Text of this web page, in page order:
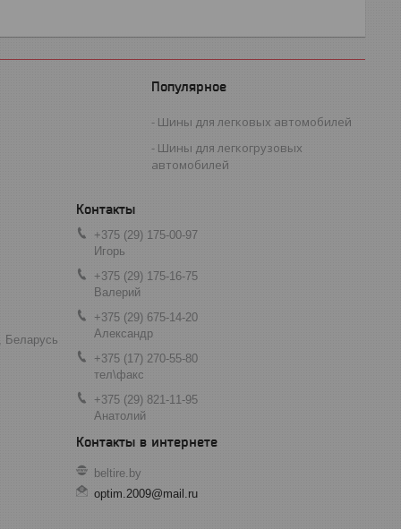
Популярное
Шины для легковых автомобилей
Шины для легкогрузовых
автомобилей
Беларусь
+375 (29) 175-00-97
Игорь
+375 (29) 175-16-75
Валерий
+375 (29) 675-14-20
Александр
+375 (17) 270-55-80
тел\факс
+375 (29) 821-11-95
Анатолий
beltire.by
optim.2009@mail.ru